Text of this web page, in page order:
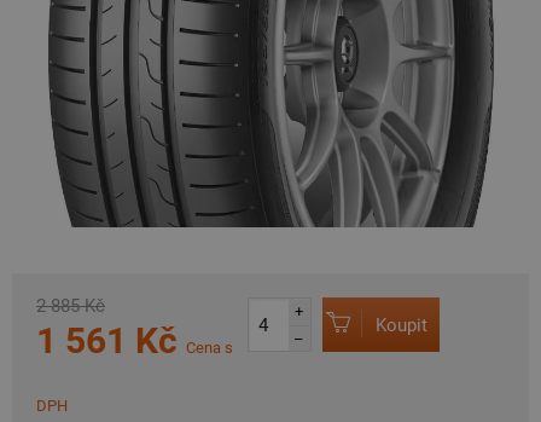
2 885 Kč
1 561 Kč Cena s
DPH
+
–
Koupit